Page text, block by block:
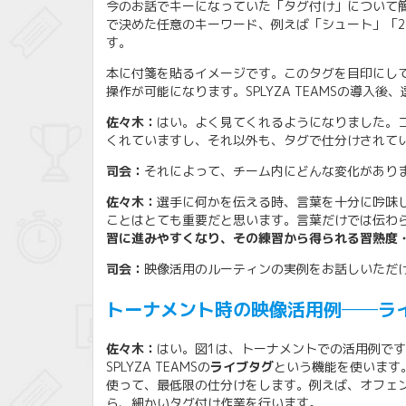
今のお話でキーになっていた「タグ付け」につい
で決めた任意のキーワード、例えば「シュート」
す。
本に付箋を貼るイメージです。このタグを目印に
操作が可能になります。SPLYZA TEAMSの導入後
佐々木： はい。よく見てくれるようになりました
くれていますし、それ以外も、タグで仕分けされ
司会： それによって、チーム内にどんな変化があり
佐々木： 選手に何かを伝える時、言葉を十分に吟
ことはとても重要だと思います。言葉だけでは伝
習に進みやすくなり、その練習から得られる習熟度
司会： 映像活用のルーティンの実例をお話しいただ
トーナメント時の映像活用例──ラ
佐々木： はい。図1は、トーナメントでの活用例で
SPLYZA TEAMSのライブタグという機能を使いま
使って、最低限の仕分けをします。例えば、オフ